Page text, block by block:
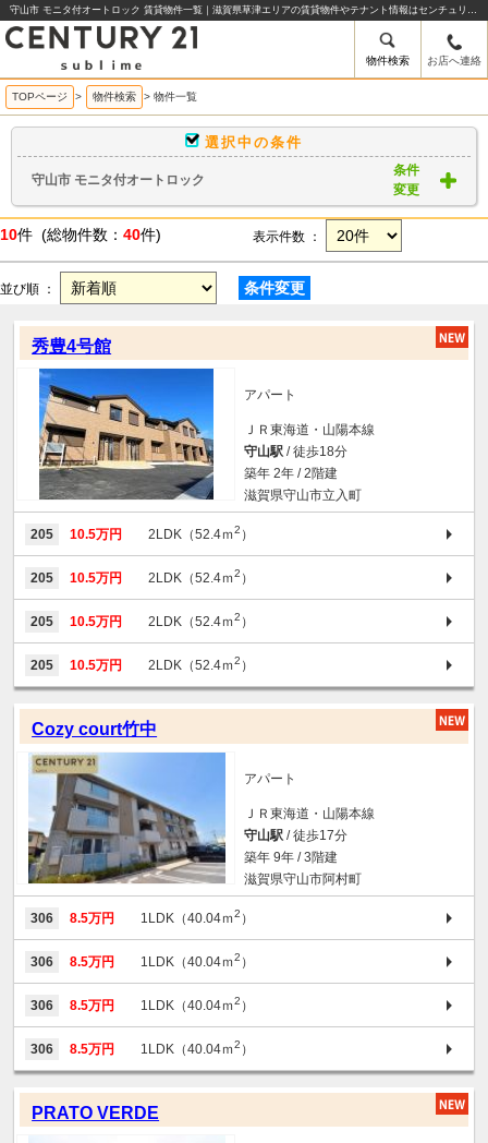
守山市 モニタ付オートロック 賃貸物件一覧｜滋賀県草津エリアの賃貸物件やテナント情報はセンチュリー21sublime
物件検索 お店へ連絡
TOPページ > 物件検索 > 物件一覧
選択中の条件
守山市 モニタ付オートロック
条件
変更
10件 (総物件数： 40件) 表示件数 ：
並び順 ： 条件変更
秀豊4号館
アパート
ＪＲ東海道・山陽本線
守山駅 / 徒歩18分
築年 2年 / 2階建
滋賀県守山市立入町
205 10.5万円 2LDK（52.4ｍ2 ）
205 10.5万円 2LDK（52.4ｍ2 ）
205 10.5万円 2LDK（52.4ｍ2 ）
205 10.5万円 2LDK（52.4ｍ2 ）
Cozy court竹中
アパート
ＪＲ東海道・山陽本線
守山駅 / 徒歩17分
築年 9年 / 3階建
滋賀県守山市阿村町
306 8.5万円 1LDK（40.04ｍ2 ）
306 8.5万円 1LDK（40.04ｍ2 ）
306 8.5万円 1LDK（40.04ｍ2 ）
306 8.5万円 1LDK（40.04ｍ2 ）
PRATO VERDE